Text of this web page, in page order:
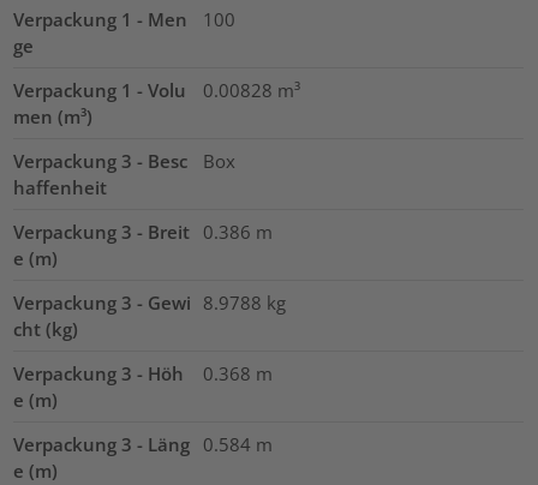
Verpackung 1 - Men
ge
100
Verpackung 1 - Volu
men (m³)
0.00828 m³
Verpackung 3 - Besc
haffenheit
Box
Verpackung 3 - Breit
e (m)
0.386 m
Verpackung 3 - Gewi
cht (kg)
8.9788 kg
Verpackung 3 - Höh
e (m)
0.368 m
Verpackung 3 - Läng
e (m)
0.584 m